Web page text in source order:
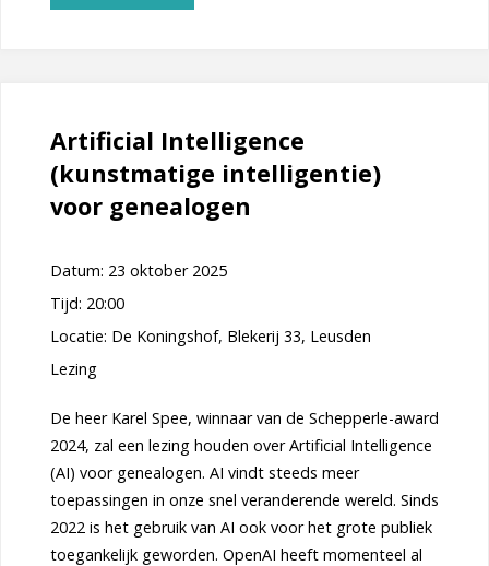
Stok"
Artificial Intelligence
(kunstmatige intelligentie)
voor genealogen
Datum: 23 oktober 2025
Tijd: 20:00
Locatie: De Koningshof, Blekerij 33, Leusden
Lezing
De heer Karel Spee, winnaar van de Schepperle-award
2024, zal een lezing houden over Artificial Intelligence
(AI) voor genealogen. AI vindt steeds meer
toepassingen in onze snel veranderende wereld. Sinds
2022 is het gebruik van AI ook voor het grote publiek
toegankelijk geworden. OpenAI heeft momenteel al